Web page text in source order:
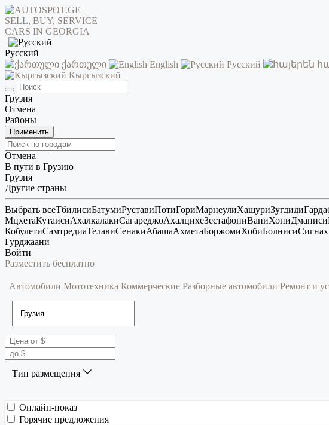
Русский
ქართული
English Русский
Кыргызский
Грузия
Отмена
Районы
Применить
Отмена
В пути в Грузию
Грузия
Другие страны
Выбрать всеТбилисиБатумиРуставиПотиГориМарнеулиХашуриЗугдиди
МцхетаКутаисиАхалкалакиСагареджоАхалцихеЗестафониВаниХониДманиси
КобулетиСамтредиаТелавиСенакиАбашаАхметаБоржомиХобиБолниси
Гурджаани
Войти
Разместить бесплатно
Автомобили Мототехника Коммерческие Разборные автомобили Ремонт и
Тип размещения
Онлайн-показ
Горячие предложения